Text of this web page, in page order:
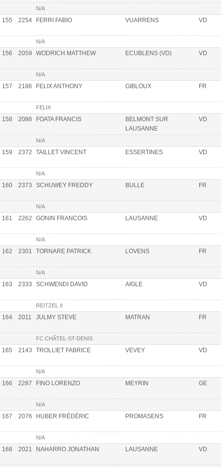
N/A
155 2254 FERRI FABIO VUARRENS VD
N/A
156 2059 WODRICH MATTHEW ECUBLENS (VD) VD
N/A
157 2186 FELIX ANTHONY GIBLOUX FR
FELIX
158 2086 FOATA FRANCIS
BELMONT SUR
LAUSANNE
VD
N/A
159 2372 TAILLET VINCENT ESSERTINES VD
N/A
160 2373 SCHUWEY FREDDY BULLE FR
N/A
161 2262 GONIN FRANCOIS LAUSANNE VD
N/A
162 2301 TORNARE PATRICK LOVENS FR
N/A
163 2333 SCHWENDI DAVID AIGLE VD
REITZEL II
164 2011 JULMY STEVE MATRAN FR
FC CHÂTEL-ST-DENIS
165 2143 TROLLIET FABRICE VEVEY VD
N/A
166 2287 FINO LORENZO MEYRIN GE
N/A
167 2076 HUBER FRÉDÉRIC PROMASENS FR
N/A
168 2021 NAHARRO JONATHAN LAUSANNE VD